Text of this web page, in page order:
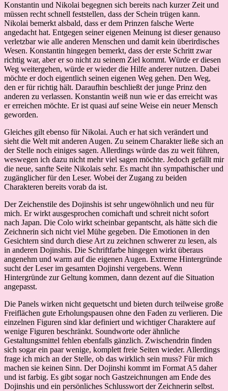
Konstantin und Nikolai begegnen sich bereits nach kurzer Zeit und
müssen recht schnell feststellen, dass der Schein trügen kann.
Nikolai bemerkt alsbald, dass er dem Prinzen falsche Werte
angedacht hat. Entgegen seiner eigenen Meinung ist dieser genauso
verletzbar wie alle anderen Menschen und damit kein überirdisches
Wesen. Konstantin hingegen bemerkt, dass der erste Schritt zwar
richtig war, aber er so nicht zu seinem Ziel kommt. Würde er diesen
Weg weitergehen, würde er wieder die Hilfe anderer nutzen. Dabei
möchte er doch eigentlich seinen eigenen Weg gehen. Den Weg,
den er für richtig hält. Daraufhin beschließt der junge Prinz den
anderen zu verlassen. Konstantin weiß nun wie er das erreicht was
er erreichen möchte. Er ist quasi auf seine Weise ein neuer Mensch
geworden.
Gleiches gilt ebenso für Nikolai. Auch er hat sich verändert und
sieht die Welt mit anderen Augen. Zu seinem Charakter ließe sich an
der Stelle noch einiges sagen. Allerdings würde das zu weit führen,
weswegen ich dazu nicht mehr viel sagen möchte. Jedoch gefällt mir
die neue, sanfte Seite Nikolais sehr. Es macht ihn sympathischer und
zugänglicher für den Leser. Wobei der Zugang zu beiden
Charakteren bereits vorab da ist.
Der Zeichenstile des Dojinshis ist sehr ungewöhnlich und neu für
mich. Er wirkt ausgesprochen comichaft und schreit nicht sofort
nach Japan. Die Colo wirkt scheinbar gepantscht, als hätte sich die
Zeichnerin sich nicht viel Mühe gegeben. Die Emotionen in den
Gesichtern sind durch diese Art zu zeichnen schwerer zu lesen, als
in anderen Dojinshis. Die Schriftfarbe hingegen wirkt überaus
angenehm und warm auf die eigenen Augen. Extreme Hintergründe
sucht der Leser im gesamten Dojinshi vergebens. Wenn
Hintergründe zur Geltung kommen, dann dezent auf die Situation
angepasst.
Die Panels wirken nicht gequetscht und bieten durch teilweise große
Freiflächen gute Erholungspausen ohne den Faden zu verlieren. Die
einzelnen Figuren sind klar definiert und wichtiger Charaktere auf
wenige Figuren beschränkt. Soundworte oder ähnliche
Gestaltungsmittel fehlen ebenfalls gänzlich. Zwischendrin finden
sich sogar ein paar wenige, komplett freie Seiten wieder. Allerdings
frage ich mich an der Stelle, ob das wirklich sein muss? Für mich
machen sie keinen Sinn. Der Dojinshi kommt im Format A5 daher
und ist farbig. Es gibt sogar noch Gastzeichnungen am Ende des
Dojinshis und ein persönliches Schlusswort der Zeichnerin selbst.